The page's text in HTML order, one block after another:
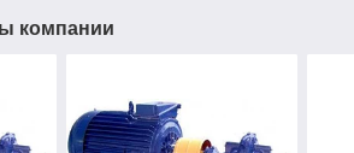
компании